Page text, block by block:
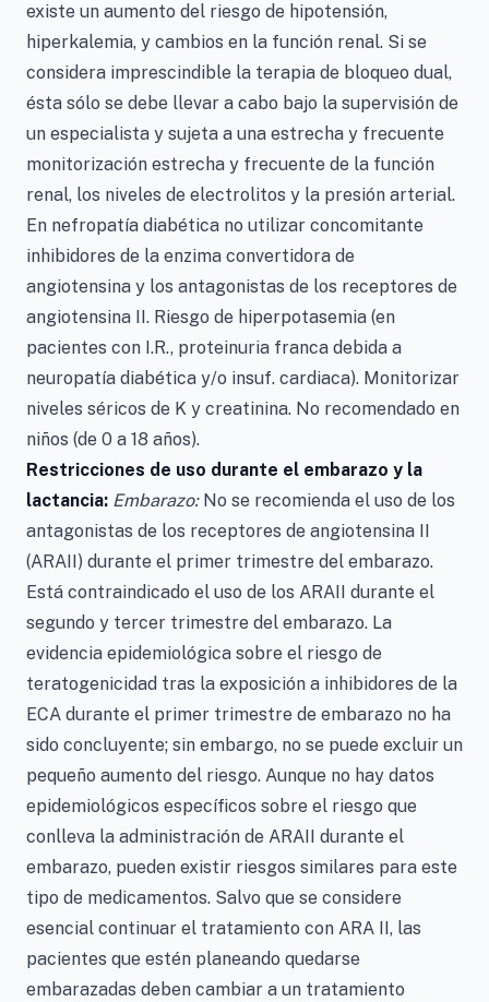
existe un aumento del riesgo de hipotensión,
hiperkalemia, y cambios en la función renal. Si se
considera imprescindible la terapia de bloqueo dual,
ésta sólo se debe llevar a cabo bajo la supervisión de
un especialista y sujeta a una estrecha y frecuente
monitorización estrecha y frecuente de la función
renal, los niveles de electrolitos y la presión arterial.
En nefropatía diabética no utilizar concomitante
inhibidores de la enzima convertidora de
angiotensina y los antagonistas de los receptores de
angiotensina II. Riesgo de hiperpotasemia (en
pacientes con I.R., proteinuria franca debida a
neuropatía diabética y/o insuf. cardiaca). Monitorizar
niveles séricos de K y creatinina. No recomendado en
niños (de 0 a 18 años).
Restricciones de uso durante el embarazo y la
lactancia: Embarazo:No se recomienda el uso de los
antagonistas de los receptores de angiotensina II
(ARAII) durante el primer trimestre del embarazo.
Está contraindicado el uso de los ARAII durante el
segundo y tercer trimestre del embarazo. La
evidencia epidemiológica sobre el riesgo de
teratogenicidad tras la exposición a inhibidores de la
ECA durante el primer trimestre de embarazo no ha
sido concluyente; sin embargo, no se puede excluir un
pequeño aumento del riesgo. Aunque no hay datos
epidemiológicos específicos sobre el riesgo que
conlleva la administración de ARAII durante el
embarazo, pueden existir riesgos similares para este
tipo de medicamentos. Salvo que se considere
esencial continuar el tratamiento con ARA II, las
pacientes que estén planeando quedarse
embarazadas deben cambiar a un tratamiento